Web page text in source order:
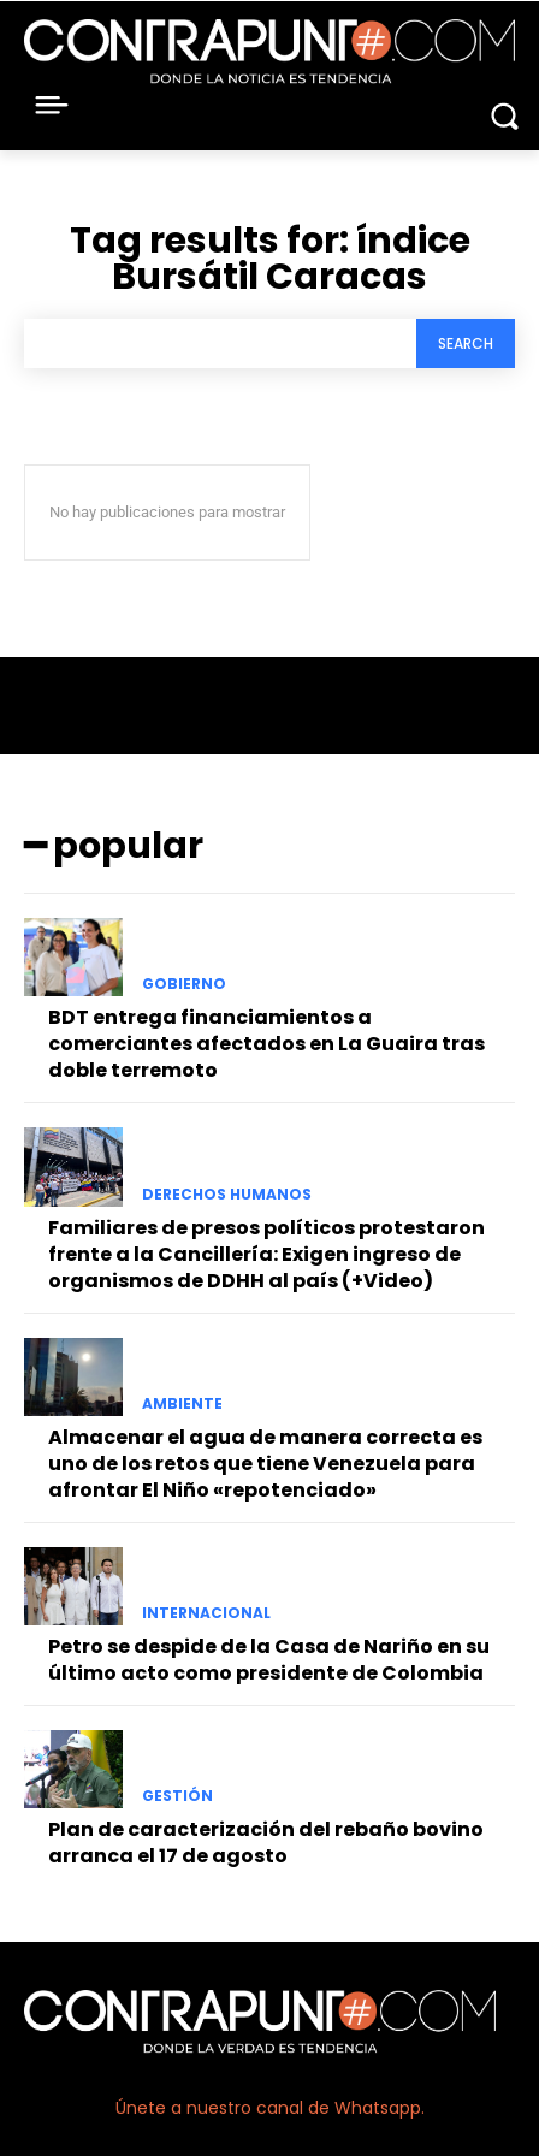
Tag results for:índice
Bursátil Caracas
SEARCH
No hay publicaciones para mostrar
━ popular
GOBIERNO
BDT entrega financiamientos a
comerciantes afectados en La Guaira tras
doble terremoto
DERECHOS HUMANOS
Familiares de presos políticos protestaron
frente a la Cancillería: Exigen ingreso de
organismos de DDHH al país (+Video)
AMBIENTE
Almacenar el agua de manera correcta es
uno de los retos que tiene Venezuela para
afrontar El Niño «repotenciado»
INTERNACIONAL
Petro se despide de la Casa de Nariño en su
último acto como presidente de Colombia
GESTIÓN
Plan de caracterización del rebaño bovino
arranca el 17 de agosto
Únete a nuestro canal de Whatsapp.